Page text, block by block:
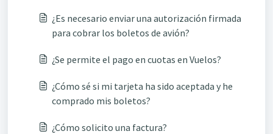
¿Es necesario enviar una autorización firmada
para cobrar los boletos de avión?
¿Se permite el pago en cuotas en Vuelos?
¿Cómo sé si mi tarjeta ha sido aceptada y he
comprado mis boletos?
¿Cómo solicito una factura?